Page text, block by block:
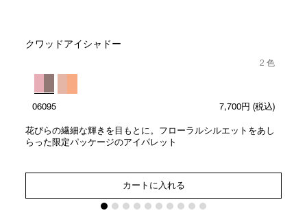
クワッドアイシャドー
2 色
06095 7,700円 (税込)
花びらの繊細な輝きを目もとに。フローラルシルエットをあし
らった限定パッケージのアイパレット
カートに入れる